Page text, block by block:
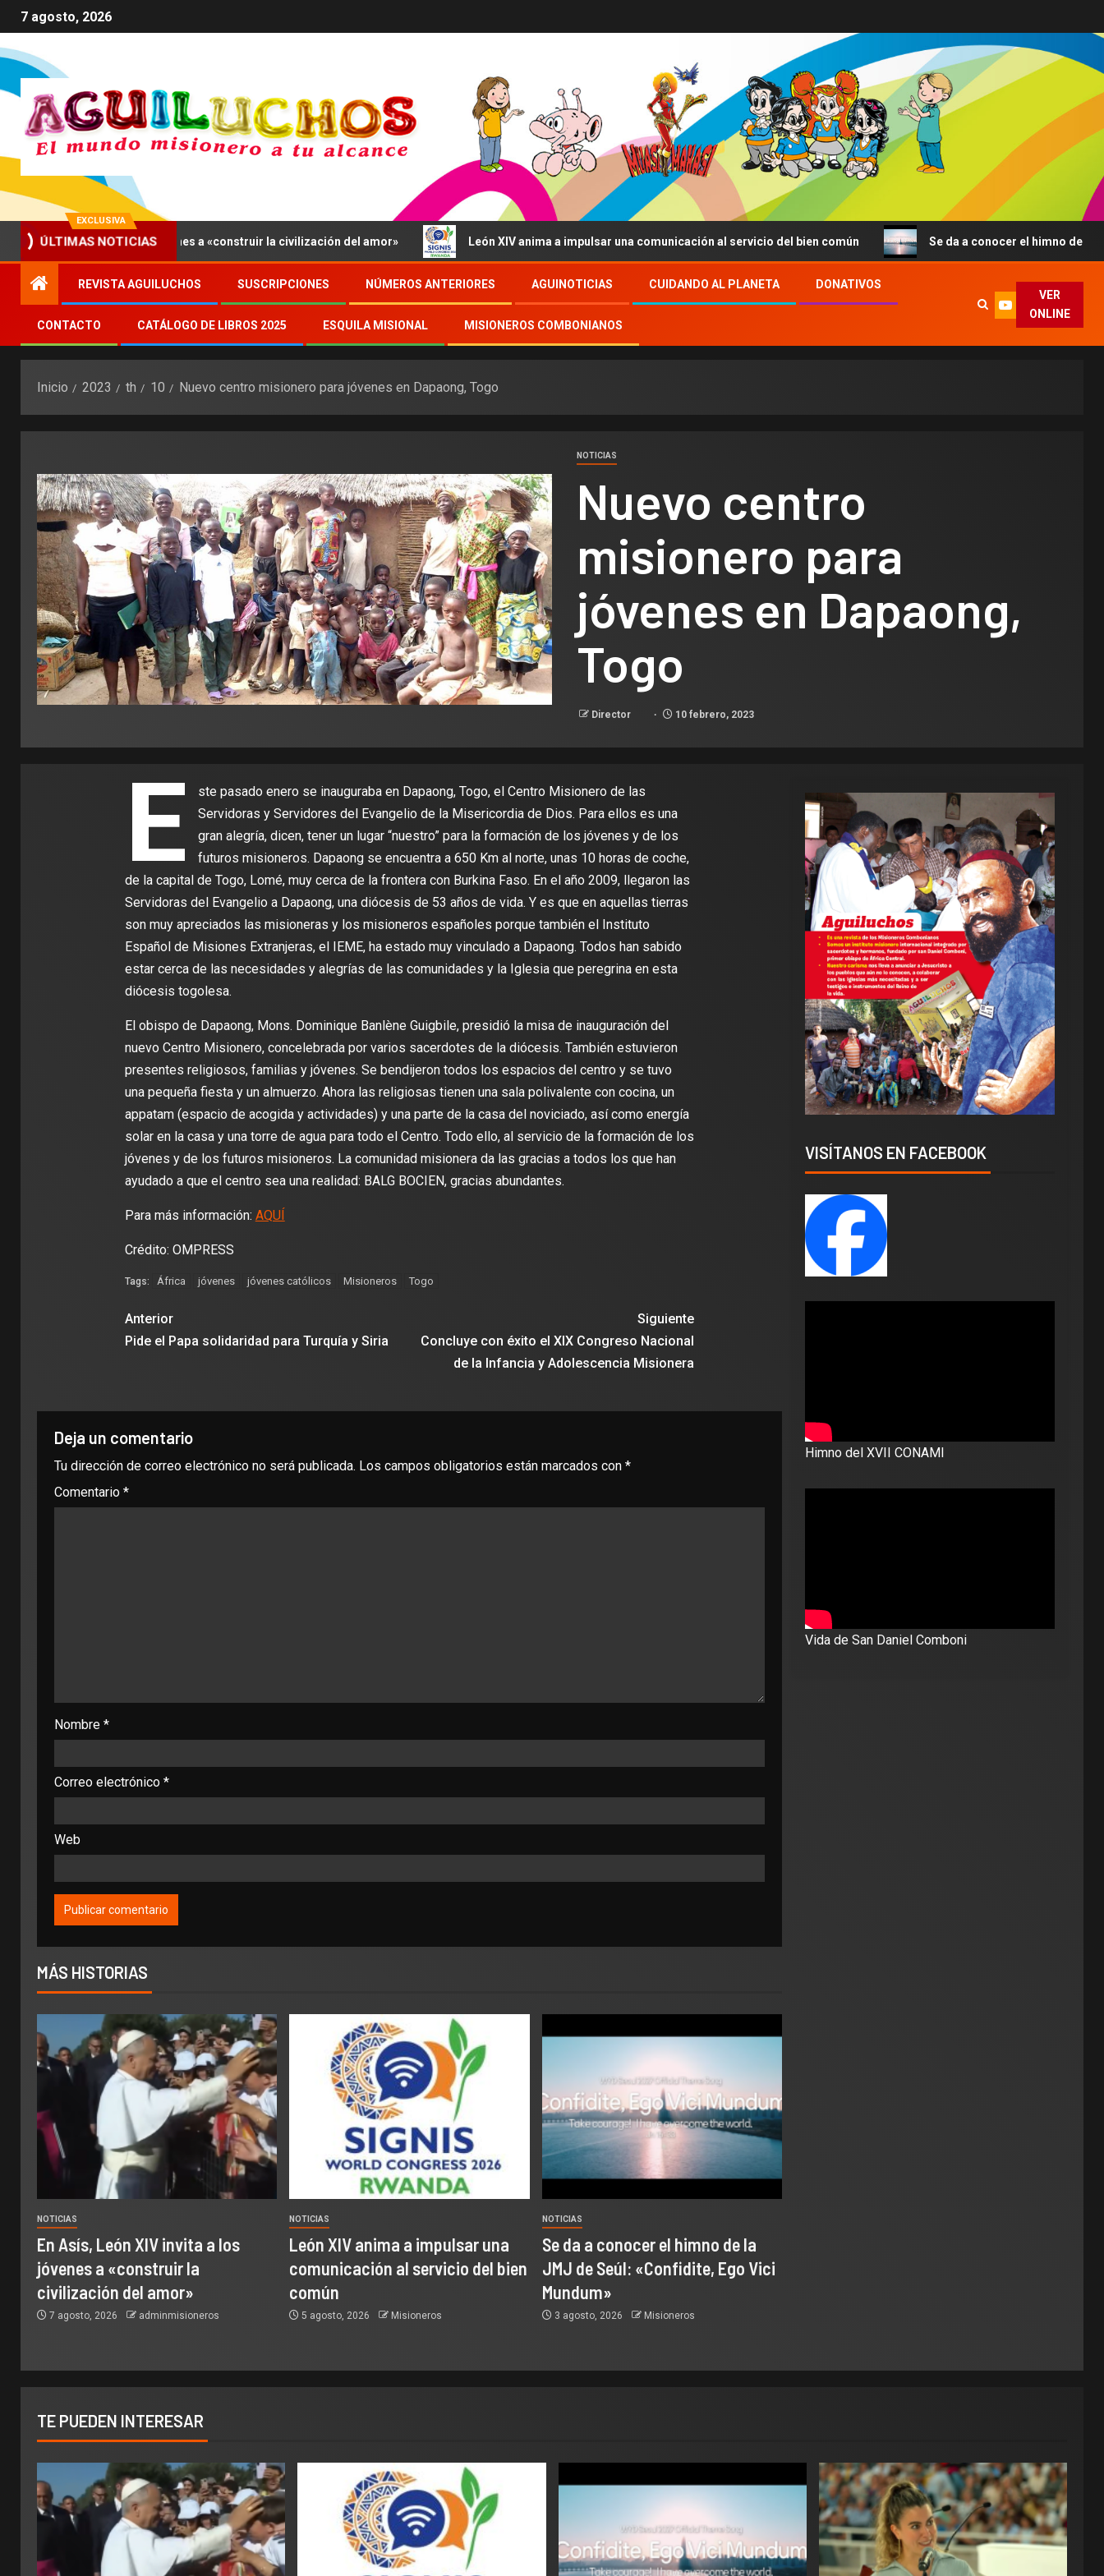
7 agosto, 2026
EXCLUSIVA
ÚLTIMAS NOTICIAS
XIV invita a los jóvenes a «construir la civilización del amor» León XIV anima a impulsar una comunicación al servicio del bien común Se da a conocer el himno de la JMJ de
REVISTA AGUILUCHOS SUSCRIPCIONES NÚMEROS ANTERIORES AGUINOTICIAS CUIDANDO AL PLANETA DONATIVOS
CONTACTO CATÁLOGO DE LIBROS 2025 ESQUILA MISIONAL MISIONEROS COMBONIANOS
VER
ONLINE
Inicio 2023 th 10 Nuevo centro misionero para jóvenes en Dapaong, Togo
NOTICIAS
Nuevo centro
misionero para
jóvenes en Dapaong,
Togo
Director 10 febrero, 2023
E
ste pasado enero se inauguraba en Dapaong, Togo, el Centro Misionero de las
Servidoras y Servidores del Evangelio de la Misericordia de Dios. Para ellos es una
gran alegría, dicen, tener un lugar “nuestro” para la formación de los jóvenes y de los
futuros misioneros. Dapaong se encuentra a 650 Km al norte, unas 10 horas de coche,
de la capital de Togo, Lomé, muy cerca de la frontera con Burkina Faso. En el año 2009, llegaron las
Servidoras del Evangelio a Dapaong, una diócesis de 53 años de vida. Y es que en aquellas tierras
son muy apreciados las misioneras y los misioneros españoles porque también el Instituto
Español de Misiones Extranjeras, el IEME, ha estado muy vinculado a Dapaong. Todos han sabido
estar cerca de las necesidades y alegrías de las comunidades y la Iglesia que peregrina en esta
diócesis togolesa.
El obispo de Dapaong, Mons. Dominique Banlène Guigbile, presidió la misa de inauguración del
nuevo Centro Misionero, concelebrada por varios sacerdotes de la diócesis. También estuvieron
presentes religiosos, familias y jóvenes. Se bendijeron todos los espacios del centro y se tuvo
una pequeña fiesta y un almuerzo. Ahora las religiosas tienen una sala polivalente con cocina, un
appatam (espacio de acogida y actividades) y una parte de la casa del noviciado, así como energía
solar en la casa y una torre de agua para todo el Centro. Todo ello, al servicio de la formación de los
jóvenes y de los futuros misioneros. La comunidad misionera da las gracias a todos los que han
ayudado a que el centro sea una realidad: BALG BOCIEN, gracias abundantes.
Para más información: AQUÍ
Crédito: OMPRESS
Tags: África jóvenes jóvenes católicos Misioneros Togo
Anterior
Pide el Papa solidaridad para Turquía y Siria
Siguiente
Concluye con éxito el XIX Congreso Nacional
de la Infancia y Adolescencia Misionera
Deja un comentario
Tu dirección de correo electrónico no será publicada. Los campos obligatorios están marcados con *
Comentario *
Nombre *
Correo electrónico *
Web
MÁS HISTORIAS
NOTICIAS
En Asís, León XIV invita a los
jóvenes a «construir la
civilización del amor»
7 agosto, 2026 adminmisioneros
NOTICIAS
León XIV anima a impulsar una
comunicación al servicio del bien
común
5 agosto, 2026 Misioneros
NOTICIAS
Se da a conocer el himno de la
JMJ de Seúl: «Confidite, Ego Vici
Mundum»
3 agosto, 2026 Misioneros
VISÍTANOS EN FACEBOOK
Himno del XVII CONAMI
Vida de San Daniel Comboni
TE PUEDEN INTERESAR